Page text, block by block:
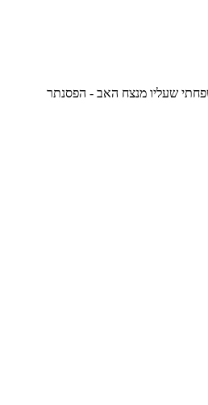
שעליו מנצח האב - הפסנתר